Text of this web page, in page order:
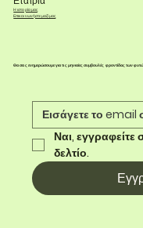
Η ιστορία μας
Επικοινωνήστε μαζί μας
Θα σας ενημερώσουμε για τις μηνιαίες συμβουλές φροντίδας των
Ναι,
δελτίο.